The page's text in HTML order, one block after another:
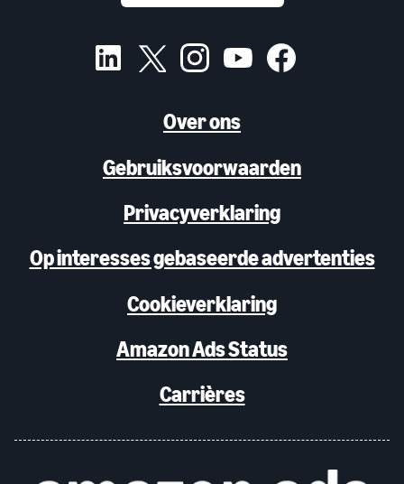
Over ons
Gebruiksvoorwaarden
Privacyverklaring
Op interesses gebaseerde advertenties
Cookieverklaring
Amazon Ads Status
Carrières